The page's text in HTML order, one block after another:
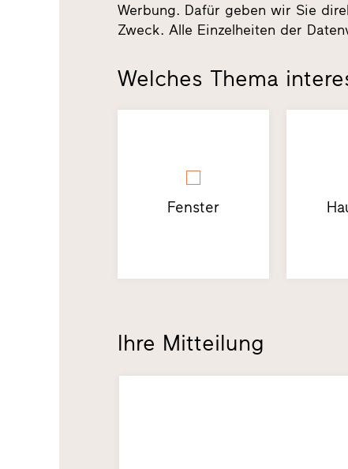
Werbung. Dafür geben wir Sie
Zweck. Alle Einzelheiten der
Welches Thema
Fenster
Ihre Mitteilung